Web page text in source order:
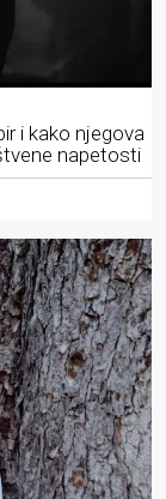
i kako njegova
napetosti